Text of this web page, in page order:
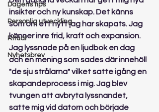
Dagens tips
Personlig utveckling
Ritual
Nyhetsbrev
insikter och ny kunskap. Det känns
som om ett nytt jag har skapats. Jag
känner inre frid, kraft och expansion.
Jag lyssnade på en ljudbok en dag
och en mening som sades där innehöll
"de sju strålarna" vilket satte igång en
skapandeprocess i mig. Jag blev
tvungen att avbryta lyssnandet,
satte mig vid datorn och började